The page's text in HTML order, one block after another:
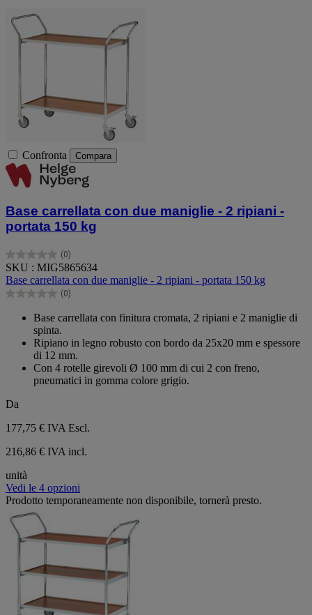
Confronta Compara
Base carrellata con due maniglie - 2 ripiani -
portata 150 kg
(0)
0.0
su
5
stelle.
SKU : MIG5865634
Base carrellata con due maniglie - 2 ripiani - portata 150 kg
(0)
0.0
Base carrellata con finitura cromata, 2 ripiani e 2 maniglie di
spinta.
Ripiano in legno robusto con bordo da 25x20 mm e spessore
di 12 mm.
Con 4 rotelle girevoli Ø 100 mm di cui 2 con freno,
pneumatici in gomma colore grigio.
Da
177,75 € IVA Escl.
216,86 € IVA incl.
unità
Vedi le 4 opzioni
Prodotto temporaneamente non disponibile, tornerà presto.